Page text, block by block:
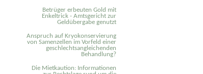
Betrüger erbeuten Gold mit
Enkeltrick - Amtsgericht zur
Geldübergabe genutzt
Anspruch auf Kryokonservierung
von Samenzellen im Vorfeld einer
geschlechtsangleichenden
Behandlung?
Die Mietkaution: Informationen